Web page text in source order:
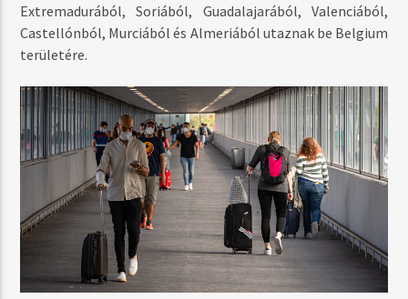
Extremadurából, Soriából, Guadalajarából, Valenciából,
Castellónból, Murciából és Almeriából utaznak be Belgium
területére.